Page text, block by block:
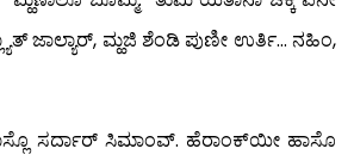
ಜಾಲ್ಯಾರ್, ಮ್ಹಜಿ ಶೆಂಡಿ ಪುಣೀ ಉರ್ತಿ… ನಹಿಂ,
ಸರ್ದಾರ್ ಸಿಮಾಂವ್. ಹೆರಾಂಕ್‍ಯೀ ಹಾಸೊ